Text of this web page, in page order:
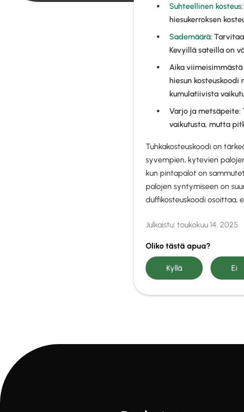
Suhteellinen kosteus
hiesukerroksen
Sademäärä:
Kevyillä sateilla on
Aika
hiesun
kumulatiivista
Varjo ja metsäpeite:
vaikutusta, mutta
Tuhkakosteuskoodi on
syvempien, kytevien
kun pintapalot on
palojen syntymiseen on
duffikosteuskoodi osoittaa,
Julkaistu: toukokuu 14, 2025
Oliko tästä apua?